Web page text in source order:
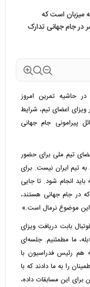
میزبان است که
در جام جهانی تدارک
حاشیه تمرین امروز
ویزای اعضای تیم، شرایط
پیرامونی جام جهانی
تیم ملی برای حضور
تیم ایران نیست. برای
انجام شود. تا جایی
در جام جهانی هستند،
این موضوع نرمال است.»
بابت دریافت ویزای
ما مطمئنیم. جلسه‌ای
هم رئیس فدراسیون با
را به ما دادند که با
این مسابقات داده،